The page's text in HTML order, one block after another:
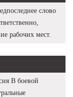
слово
рабочих мест.
В боевой